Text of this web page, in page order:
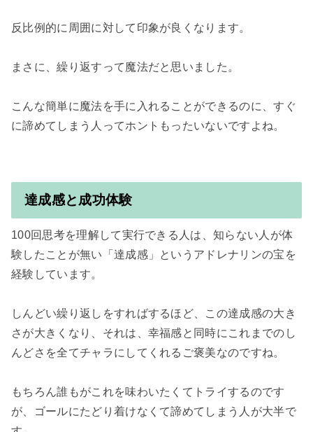
反比例的に周囲に対して印象が良くなります。
まさに、繰り返すって魔法だと思いました。
こんな簡単に魔法を手に入れることができるのに、すぐ
に諦めてしまう人ってホントもったいないですよね。
達成感と成功体験
100回思考を理解して実行できる人は、知らない人が体
験したことが無い「達成感」というアドレナリンの宝を
経験しています。
しんどい繰り返しをすればするほど、この達成感の大き
さが大きくなり、それは、幸福感と同時にこれまでのし
んどさを全てチャラにしてくれるご褒美なのですね。
もちろん誰もがこれを味わいたくてトライするのです
が、ゴールにたどり着けなくて諦めてしまう人が大半で